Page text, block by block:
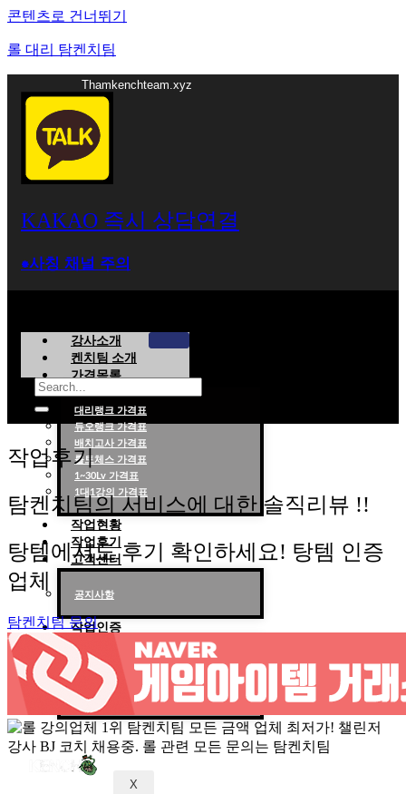
콘텐츠로 건너뛰기
롤 대리 탐켄치팀
Thamkenchteam.xyz
KAKAO 즉시 상담연결
⁕사칭 채널 주의
강사소개
켄치팀 소개
가격목록
대리랭크 가격표
듀오랭크 가격표
배치고사 가격표
롤토체스 가격표
1~30Lv 가격표
1대1강의 가격표
작업현황
작업후기
고객센터
공지사항
작업인증
천상계 작업인증
다이아 작업인증
브/실/골/플 작업인증
X
작업후기
탐켄치팀의 서비스에 대한 솔직리뷰 !!
탕템에서도 후기 확인하세요! 탕템 인증
업체
탐켄치팀 문의